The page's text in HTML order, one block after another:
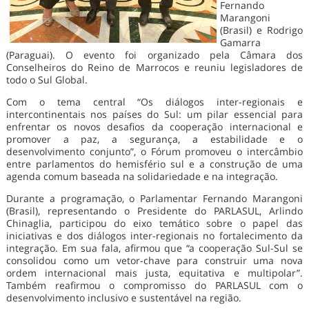
Fernando
Marangoni
(Brasil) e Rodrigo
Gamarra
(Paraguai). O evento foi organizado pela Câmara dos
Conselheiros do Reino de Marrocos e reuniu legisladores de
todo o Sul Global.
Com o tema central “Os diálogos inter-regionais e
intercontinentais nos países do Sul: um pilar essencial para
enfrentar os novos desafios da cooperação internacional e
promover a paz, a segurança, a estabilidade e o
desenvolvimento conjunto”, o Fórum promoveu o intercâmbio
entre parlamentos do hemisfério sul e a construção de uma
agenda comum baseada na solidariedade e na integração.
Durante a programação, o Parlamentar Fernando Marangoni
(Brasil), representando o Presidente do PARLASUL, Arlindo
Chinaglia, participou do eixo temático sobre o papel das
iniciativas e dos diálogos inter-regionais no fortalecimento da
integração. Em sua fala, afirmou que “a cooperação Sul-Sul se
consolidou como um vetor-chave para construir uma nova
ordem internacional mais justa, equitativa e multipolar”.
Também reafirmou o compromisso do PARLASUL com o
desenvolvimento inclusivo e sustentável na região.